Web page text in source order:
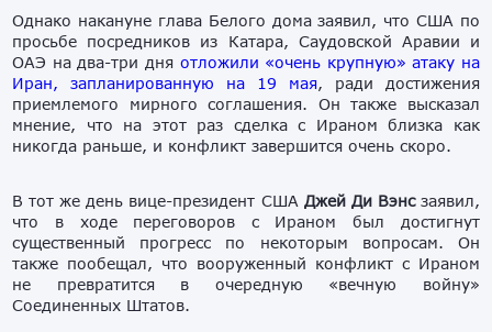
Однако накануне глава Белого дома заявил, что США по
просьбе посредников из Катара, Саудовской Аравии и
ОАЭ на два-три дня отложили «очень крупную» атаку на
Иран, запланированную на 19 мая, ради достижения
приемлемого мирного соглашения. Он также высказал
мнение, что на этот раз сделка с Ираном близка как
никогда раньше, и конфликт завершится очень скоро.
В тот же день вице-президент США Джей Ди Вэнсзаявил,
что в ходе переговоров с Ираном был достигнут
существенный прогресс по некоторым вопросам. Он
также пообещал, что вооруженный конфликт с Ираном
не превратится в очередную «вечную войну»
Соединенных Штатов.